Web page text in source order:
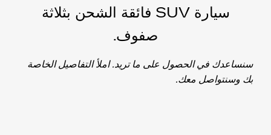
سيارة SUV فائقة الشحن بثلاثة
صفوف.
سنساعدك في الحصول على ما تريد. املأ التفاصيل الخاصة
بك وسنتواصل معك.